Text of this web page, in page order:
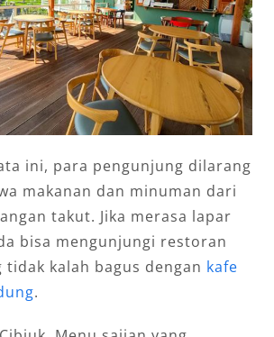
ini, para pengunjung dilarang
makanan dan minuman dari
takut. Jika merasa lapar
bisa mengunjungi restoran
tidak kalah bagus dengan kafe
.